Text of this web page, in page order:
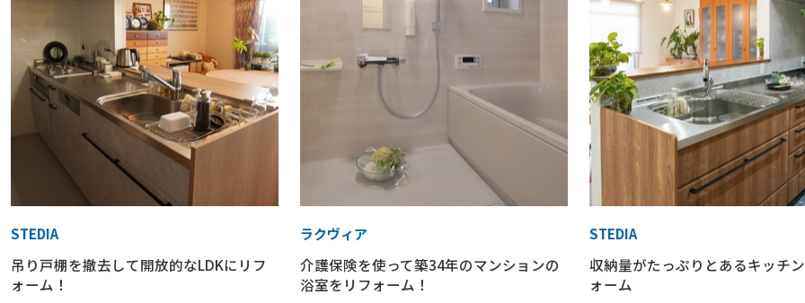
STEDIA
吊り戸棚を撤去して開放的なLDKにリフ
ォーム！
ラクヴィア
介護保険を使って築34年のマンションの
浴室をリフォーム！
STEDIA
収納量がたっぷりとあるキッチ
ォーム